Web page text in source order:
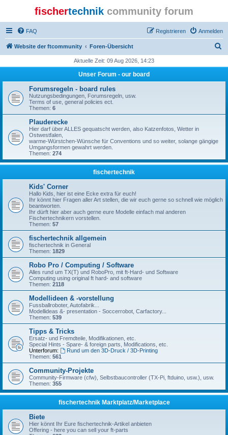
fischertechnik community forum
FAQ Anmelden
Registrieren
Website der ftcommunity Foren-Übersicht
h
Aktuelle Zeit: 09 Aug 2026, 14:23
Unser Forum - our board
Forumsregeln - board rules
Nutzungsbedingungen, Forumsregeln, usw.
Terms of use, general policies ect.
Themen: 6
Plauderecke
Hier darf über ALLES gequatscht werden, also Katzenfotos, Wetter in
Ostwestfalen,
warme-Würstchen-Wünsche für Conventions und so weiter, solange gängige
Umgangsformen gewahrt werden.
Themen: 274
fischertechnik
Kids' Corner
Hallo Kids, hier ist eine Ecke extra für euch!
Ihr könnt hier Fragen aller Art stellen, die wir euch gerne so schnell wie möglich
beantworten.
Ihr dürft hier aber auch gerne eure Modelle einfach mal anderen
Fischertechnikern vorstellen.
Themen: 57
fischertechnik allgemein
fischertechnik in General
Themen: 1829
Robo Pro / Computing / Software
Alles rund um TX(T) und RoboPro, mit ft-Hard- und Software
Computing using original ft hard- and software
Themen: 2118
Modellideen & -vorstellung
Fussballroboter, Autofabrik...
Modellideas &- presentation - Soccerrobot, Carfactory...
Themen: 539
Tipps & Tricks
Ersatz- und Fremdteile, Modifikationen, etc.
Special Hints - Spare- & foreign parts, Modifications, etc.
Unterforum:
Rund um den 3D-Druck / 3D-Printing
Themen: 561
Community-Projekte
Community-Firmware (cfw), Selbstbaucontroller (TX-Pi, ftduino, usw.), usw.
Themen: 355
fischertechnik Marktplatz/Marketplace
Biete
Hier könnt Ihr Eure fischertechnik-Artikel anbieten
Offering - here you can sell your ft-parts